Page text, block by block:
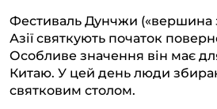
Фестиваль Дунчжи («вершина
Азії святкують початок
Особливе значення він має
Китаю. У цей день люди
святковим столом.